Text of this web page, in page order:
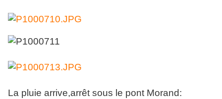
La pluie arrive,arrêt sous le pont Morand: